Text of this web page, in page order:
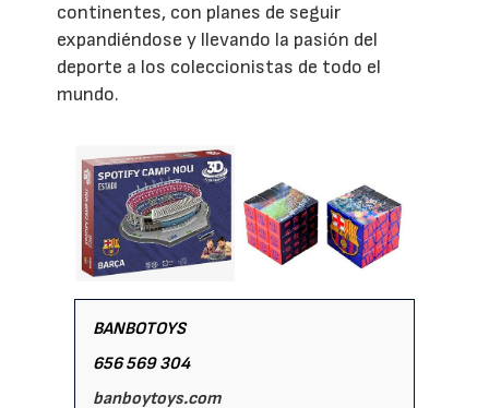
continentes, con planes de seguir
expandiéndose y llevando la pasión del
deporte a los coleccionistas de todo el
mundo.
BANBOTOYS
656 569 304
banboytoys.com